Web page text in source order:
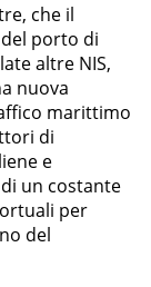
che il
porto di
altre NIS,
nuova
marittimo
di
e
un costante
per
del